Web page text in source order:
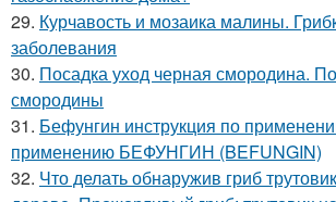
29. Курчавость и мозаика малины.
заболевания
30. Посадка уход черная смородина.
смородины
31. Бефунгин инструкция по
применению БЕФУНГИН (BEFUNGIN)
32. Что делать обнаружив гриб